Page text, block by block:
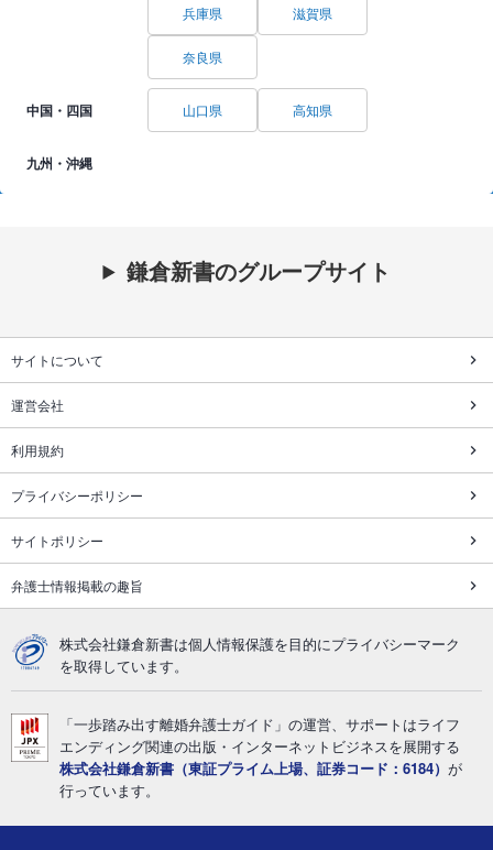
兵庫県 滋賀県
奈良県
中国・四国 山口県 高知県
九州・沖縄
鎌倉新書のグループサイト
サイトについて
運営会社
利用規約
プライバシーポリシー
サイトポリシー
弁護士情報掲載の趣旨
株式会社鎌倉新書は個人情報保護を目的にプライバシーマーク
を取得しています。
「一歩踏み出す離婚弁護士ガイド」の運営、サポートはライフ
エンディング関連の出版・インターネットビジネスを展開する
株式会社鎌倉新書（東証プライム上場、証券コード：6184） が
行っています。